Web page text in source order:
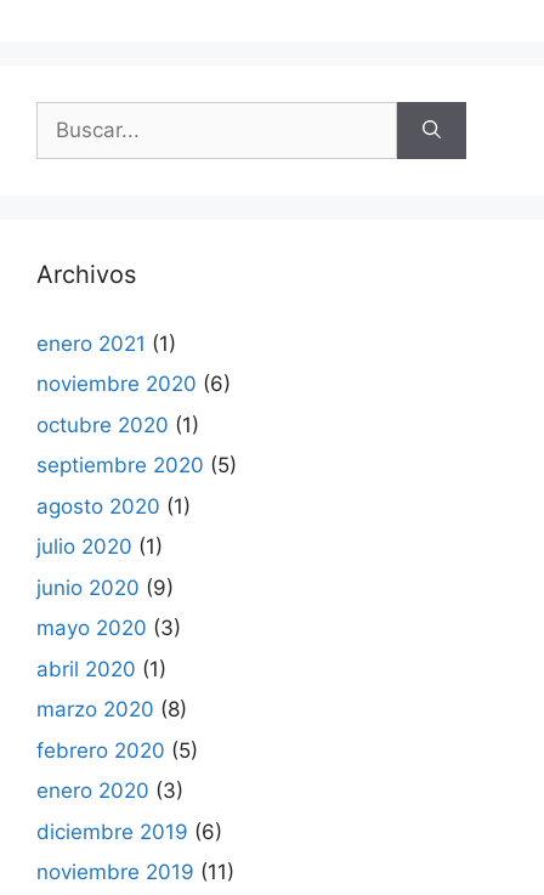
Archivos
enero 2021 (1)
noviembre 2020 (6)
octubre 2020 (1)
septiembre 2020 (5)
agosto 2020 (1)
julio 2020 (1)
junio 2020 (9)
mayo 2020 (3)
abril 2020 (1)
marzo 2020 (8)
febrero 2020 (5)
enero 2020 (3)
diciembre 2019 (6)
noviembre 2019 (11)